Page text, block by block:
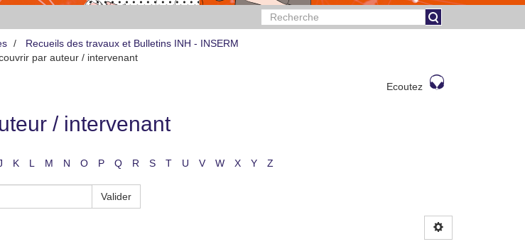
Recueils des travaux et Bulletins INH - INSERM
par auteur / intervenant
Ecoutez
/ intervenant
K L M N O P Q R S T U V W X Y Z
Valider